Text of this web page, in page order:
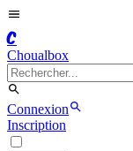
C
Choualbox
Connexion
Inscription